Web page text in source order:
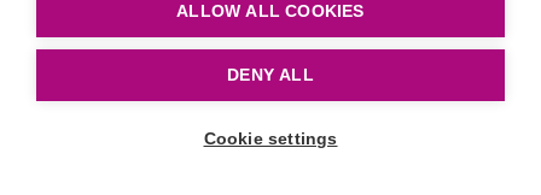
Panašūs straipsniai
ALLOW ALL COOKIES
DENY ALL
Cookie settings